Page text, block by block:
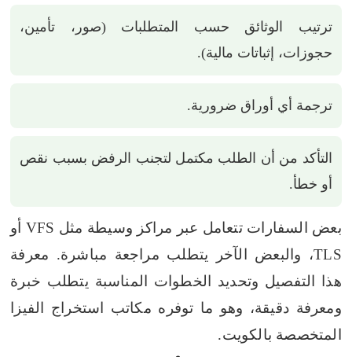
ترتيب الوثائق حسب المتطلبات (صور، تأمين،
حجوزات، إثباتات مالية).
ترجمة أي أوراق ضرورية.
التأكد من أن الطلب مكتمل لتجنب الرفض بسبب نقص
أو خطأ.
بعض السفارات تتعامل عبر مراكز وسيطة مثل VFS أو
TLS، والبعض الآخر يتطلب مراجعة مباشرة. معرفة
هذا التفصيل وتحديد الخطوات المناسبة يتطلب خبرة
ومعرفة دقيقة، وهو ما توفره مكاتب استخراج الفيزا
المتخصصة بالكويت.